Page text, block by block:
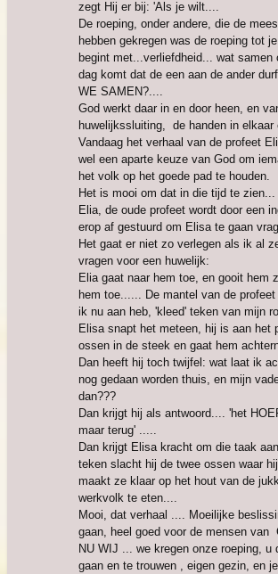
zegt Hij er bij: 'Als je wilt....
De roeping, onder andere, die de
hebben gekregen was de roeping tot
begint met...verliefdheid... wat samen
dag komt dat de een aan de ander
WE SAMEN?....
God werkt daar in en door heen, en
huwelijkssluiting, de handen in elkaar
Vandaag het verhaal van de profeet
wel een aparte keuze van God om
het volk op het goede pad te houden.
Het is mooi om dat in die tijd te zien...
Elia, de oude profeet wordt door een
erop af gestuurd om Elisa te gaan
Het gaat er niet zo verlegen als ik al
vragen voor een huwelijk:
Elia gaat naar hem toe, en gooit hem
hem toe...... De mantel van de
ik nu aan heb, 'kleed' teken van mijn
Elisa snapt het meteen, hij is aan het
ossen in de steek en gaat hem
Dan heeft hij toch twijfel: wat laat ik
nog gedaan worden thuis, en mijn
dan???
Dan krijgt hij als antwoord.... 'het
maar terug' .....
Dan krijgt Elisa kracht om die taak
teken slacht hij de twee ossen waar
maakt ze klaar op het hout van de
werkvolk te eten....
Mooi, dat verhaal .... Moeilijke
gaan, heel goed voor de mensen van
NU WIJ ... we kregen onze roeping, u
gaan en te trouwen , eigen gezin, en